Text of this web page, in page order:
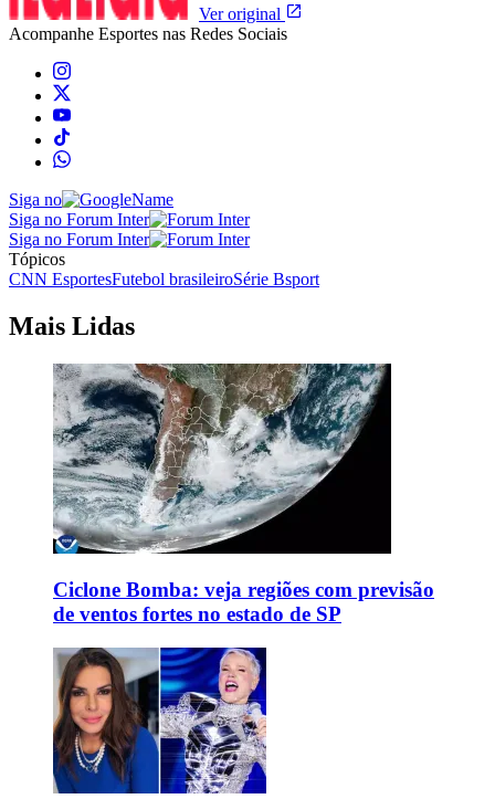
Ver original
Acompanhe Esportes nas Redes Sociais
Siga no
Siga no Forum Inter
Siga no Forum Inter
Tópicos
CNN EsportesFutebol brasileiroSérie Bsport
Mais Lidas
Ciclone Bomba: veja regiões com previsão
de ventos fortes no estado de SP